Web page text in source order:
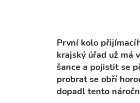
První kolo
krajský úřad už má
šance a pojistit se
probrat se obří
dopadl tento